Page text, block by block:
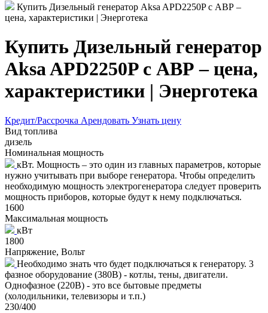
Купить Дизельный генератор Aksa APD2250P с АВР –
цена, характеристики | Энерготека
Купить Дизельный генератор
Aksa APD2250P с АВР – цена,
характеристики | Энерготека
Кредит/Рассрочка Арендовать Узнать цену
Вид топлива
дизель
Номинальная мощность
кВт. Мощность – это один из главных параметров, которые
нужно учитывать при выборе генератора. Чтобы определить
необходимую мощность электрогенератора следует проверить
мощность приборов, которые будут к нему подключаться.
1600
Максимальная мощность
кВт
1800
Напряжение, Вольт
Необходимо знать что будет подключаться к генератору. 3
фазное оборудование (380В) - котлы, тены, двигатели.
Однофазное (220В) - это все бытовые предметы
(холодильники, телевизоры и т.п.)
230/400